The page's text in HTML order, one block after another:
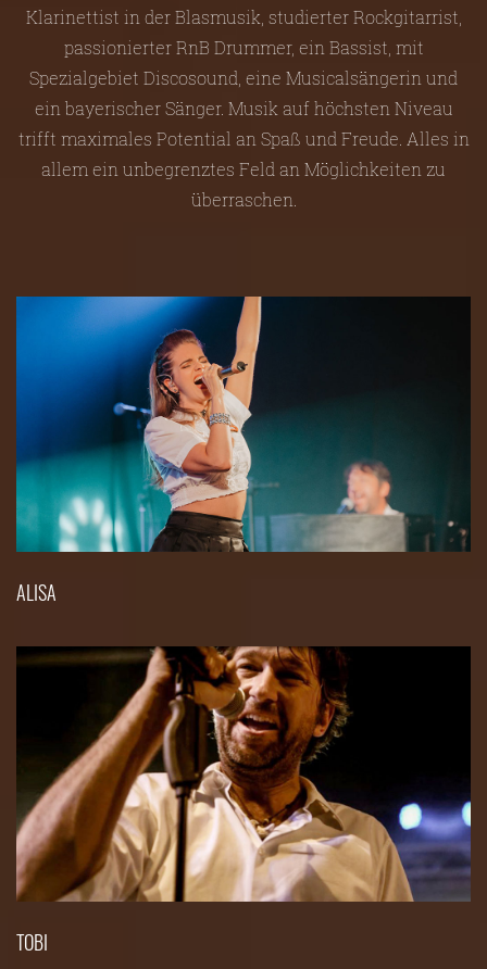
Klarinettist in der Blasmusik, studierter Rockgitarrist,
passionierter RnB Drummer, ein Bassist, mit
Spezialgebiet Discosound, eine Musicalsängerin und
ein bayerischer Sänger. Musik auf höchsten Niveau
trifft maximales Potential an Spaß und Freude. Alles in
allem ein unbegrenztes Feld an Möglichkeiten zu
überraschen.
ALISA
TOBI